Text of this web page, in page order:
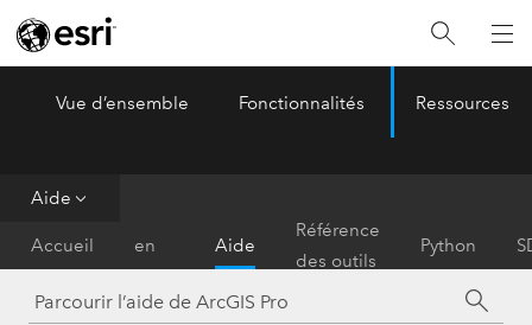
ArcGIS Pro
Vue d’ensemble Fonctionnalités Ressources
Aide
Accueil
en
main
Aide
Référence
des outils
Python